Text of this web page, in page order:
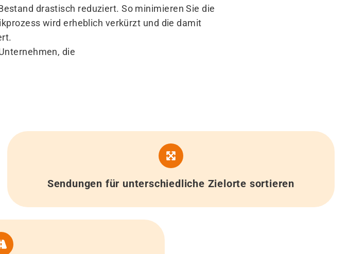
drastisch reduziert. So minimieren Sie die
wird erheblich verkürzt und die damit
die
Sendungen für unterschiedliche Zielorte sortieren